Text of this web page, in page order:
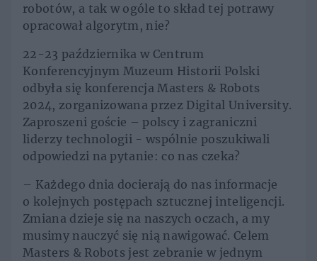
robotów, a tak w ogóle to skład tej potrawy
opracował algorytm, nie?
22-23 października w Centrum
Konferencyjnym Muzeum Historii Polski
odbyła się konferencja Masters & Robots
2024, zorganizowana przez Digital University.
Zaproszeni goście – polscy i zagraniczni
liderzy technologii - wspólnie poszukiwali
odpowiedzi na pytanie: co nas czeka?
– Każdego dnia docierają do nas informacje
o kolejnych postępach sztucznej inteligencji.
Zmiana dzieje się na naszych oczach, a my
musimy nauczyć się nią nawigować. Celem
Masters & Robots jest zebranie w jednym